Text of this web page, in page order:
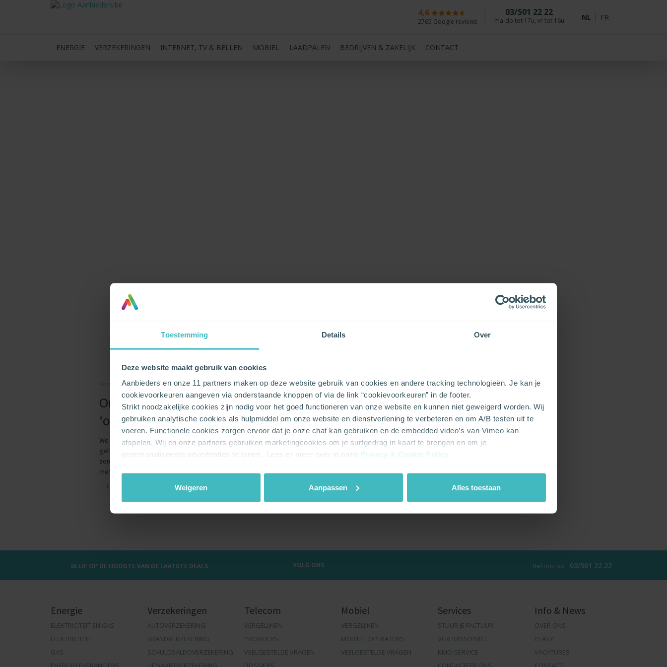
Toestemming Details Over
Deze website maakt gebruik van cookies
Aanbieders en onze 11 partners maken op deze website gebruik van cookies en andere tracking technologieën. Je kan je
cookievoorkeuren aangeven via onderstaande knoppen of via de link “cookievoorkeuren” in de footer.
Strikt noodzakelijke cookies zijn nodig voor het goed functioneren van onze website en kunnen niet geweigerd worden. Wij
gebruiken analytische cookies als hulpmiddel om onze website en dienstverlening te verbeteren en om A/B testen uit te
voeren. Functionele cookies zorgen ervoor dat je onze chat kan gebruiken en de embedded video’s van Vimeo kan
afspelen. Wij en onze partners gebruiken marketingcookies om je surfgedrag in kaart te brengen en om je
gepersonaliseerde advertenties te tonen. Lees er meer over in onze Privacy & Cookie Policy
Weigeren Aanpassen Alles toestaan
4,6
2765 Google reviews
03/501 22 22
ma-do tot 17u, vr tot 16u NL FR
ENERGIE VERZEKERINGEN INTERNET, TV & BELLEN MOBIEL LAADPALEN BEDRIJVEN & ZAKELIJK CONTACT
Posted on 02/05/2019 by Steve Oeyen
Onbeperkt internet thuis, is dat wel zo
‘onbeperkt’?
We kunnen er niet omheen: het internet is alomtegenwoordig. Bijna alles
gebeurt tegenwoordig online, wat maakt dat we nog maar moeilijk kunnen
zonder internet. Daarom opteren we steeds vaker voor een abonnement
met ‘onbeperkt internet’. Maar hoe onbeperkt is onbeperkt internet?
LEES HET ARTIKEL
BLIJF OP DE HOOGTE VAN DE LAATSTE DEALS VOLG ONS Bel ons op 03/501 22 22
Energie
ELEKTRICITEIT EN GAS
ELEKTRICITEIT
GAS
Verzekeringen
AUTOVERZEKERING
BRANDVERZEKERING
SCHULDSALDOVERZEKERING
Telecom
VERGELIJKEN
PROVIDERS
VEELGESTELDE VRAGEN
Mobiel
VERGELIJKEN
MOBIELE OPERATORS
VEELGESTELDE VRAGEN
Services
STUUR JE FACTUUR
VERHUISSERVICE
KMO-SERVICE
Info & News
OVER ONS
PEASY
VACATURES